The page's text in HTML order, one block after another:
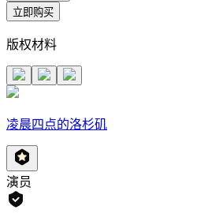
立即购买
版权材料
凌晨四点的洛杉矶
演员